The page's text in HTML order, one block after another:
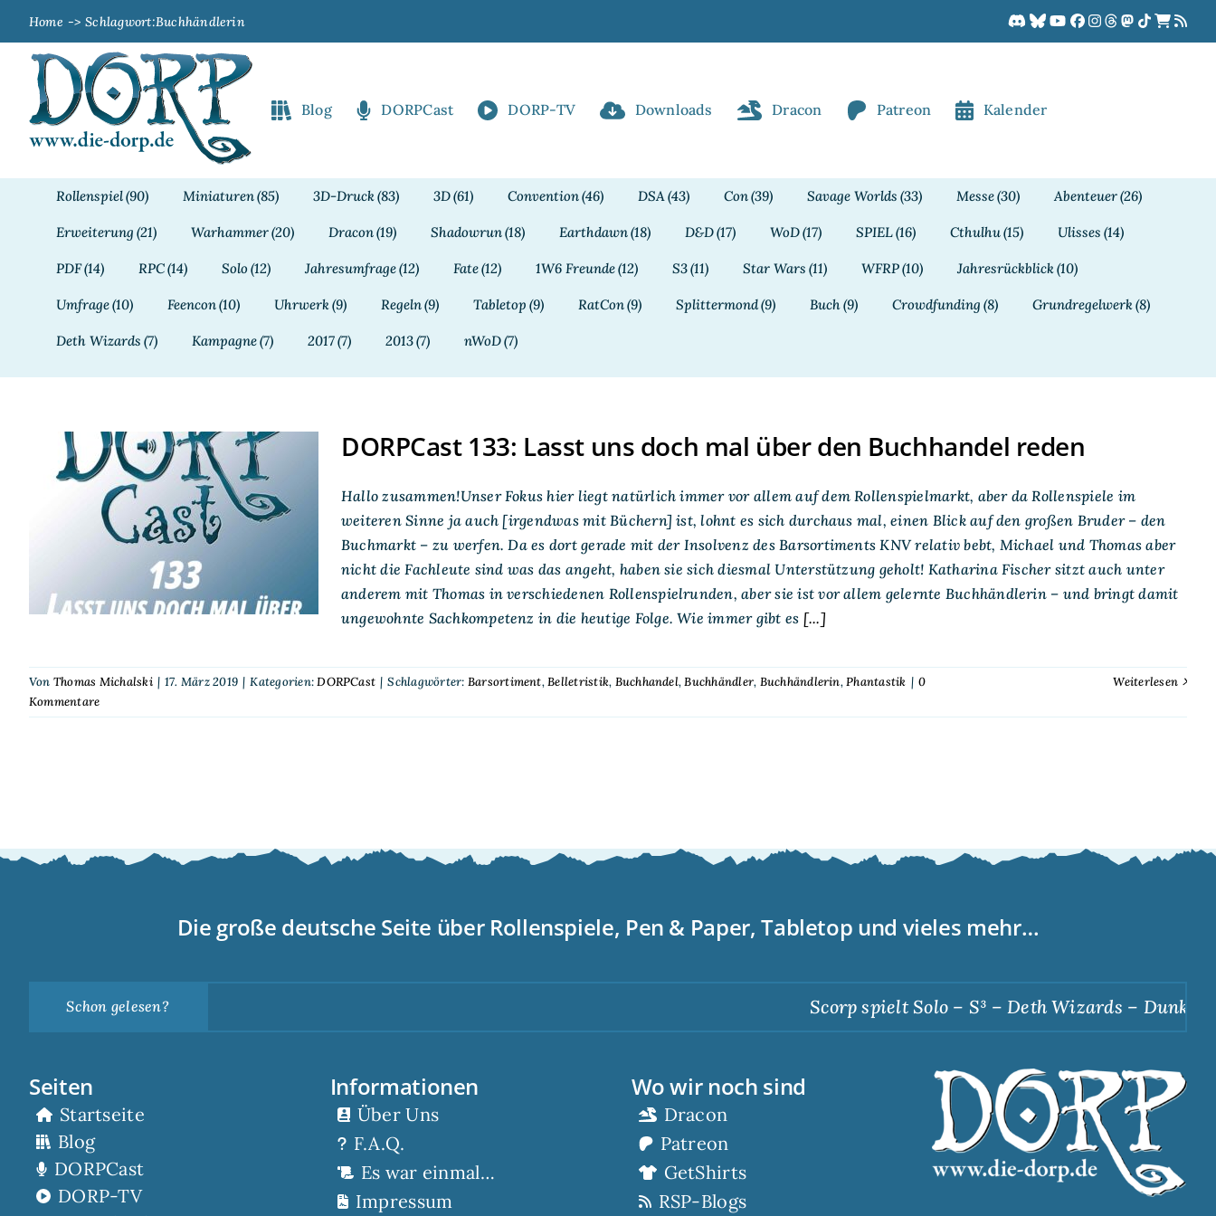
springen
Home Schlagwort:Buchhändlerin
Blog DORPCast DORP-TV Downloads Dracon Patreon Kalender
Rollenspiel(90) Miniaturen(85) 3D-Druck(83) 3D(61) Convention(46) DSA(43) Con(39) Savage Worlds (33) Messe(30) Abenteuer(26)
Erweiterung (21) Warhammer(20) Dracon(19) Shadowrun(18) Earthdawn(18) D&D(17) WoD(17) SPIEL(16) Cthulhu(15) Ulisses (14)
PDF(14) RPC(14) Solo(12) Jahresumfrage(12) Fate(12) 1W6 Freunde(12) S3(11) Star Wars (11) WFRP(10) Jahresrückblick(10)
Umfrage(10) Feencon(10) Uhrwerk(9) Regeln(9) Tabletop (9) RatCon(9) Splittermond(9) Buch(9) Crowdfunding (8) Grundregelwerk(8)
Deth Wizards (7) Kampagne(7) 2017(7) 2013(7) nWoD(7)
DORPCast 133: Lasst
uns doch mal über den
Buchhandel reden
DORPCast 133: Lasst uns doch mal über den Buchhandel reden
Hallo zusammen!Unser Fokus hier liegt natürlich immer vor allem auf dem Rollenspielmarkt, aber da Rollenspiele im
weiteren Sinne ja auch [irgendwas mit Büchern] ist, lohnt es sich durchaus mal, einen Blick auf den großen Bruder – den
Buchmarkt – zu werfen. Da es dort gerade mit der Insolvenz des Barsortiments KNV relativ bebt, Michael und Thomas aber
nicht die Fachleute sind was das angeht, haben sie sich diesmal Unterstützung geholt! Katharina Fischer sitzt auch unter
anderem mit Thomas in verschiedenen Rollenspielrunden, aber sie ist vor allem gelernte Buchhändlerin – und bringt damit
ungewohnte Sachkompetenz in die heutige Folge. Wie immer gibt es [...]
Von Thomas Michalski | 17. März 2019 | Kategorien:DORPCast | Schlagwörter: Barsortiment,Belletristik, Buchhandel,Buchhändler, Buchhändlerin,Phantastik | 0
Kommentare
Weiterlesen
Die große deutsche Seite über Rollenspiele, Pen & Paper, Tabletop und vieles mehr…
Schon gelesen? Scorp spielt Solo – S³ – Deth Wizards – Dunkle
Seiten
Startseite
Blog
DORPCast
DORP-TV
Informationen
Über Uns
F.A.Q.
Es war einmal…
Impressum
Wo wir noch sind
Dracon
Patreon
GetShirts
RSP-Blogs